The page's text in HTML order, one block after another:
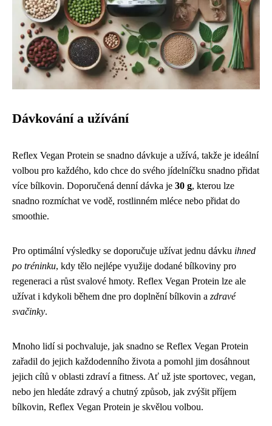
Dávkování a užívání
Reflex Vegan Protein se snadno dávkuje a užívá, takže je ideální
volbou pro každého, kdo chce do svého jídelníčku snadno přidat
více bílkovin. Doporučená denní dávka je 30 g, kterou lze
snadno rozmíchat ve vodě, rostlinném mléce nebo přidat do
smoothie.
Pro optimální výsledky se doporučuje užívat jednu dávku ihned
po tréninku, kdy tělo nejlépe využije dodané bílkoviny pro
regeneraci a růst svalové hmoty. Reflex Vegan Protein lze ale
užívat i kdykoli během dne pro doplnění bílkovin a zdravé
svačinky.
Mnoho lidí si pochvaluje, jak snadno se Reflex Vegan Protein
zařadil do jejich každodenního života a pomohl jim dosáhnout
jejich cílů v oblasti zdraví a fitness. Ať už jste sportovec, vegan,
nebo jen hledáte zdravý a chutný způsob, jak zvýšit příjem
bílkovin, Reflex Vegan Protein je skvělou volbou.